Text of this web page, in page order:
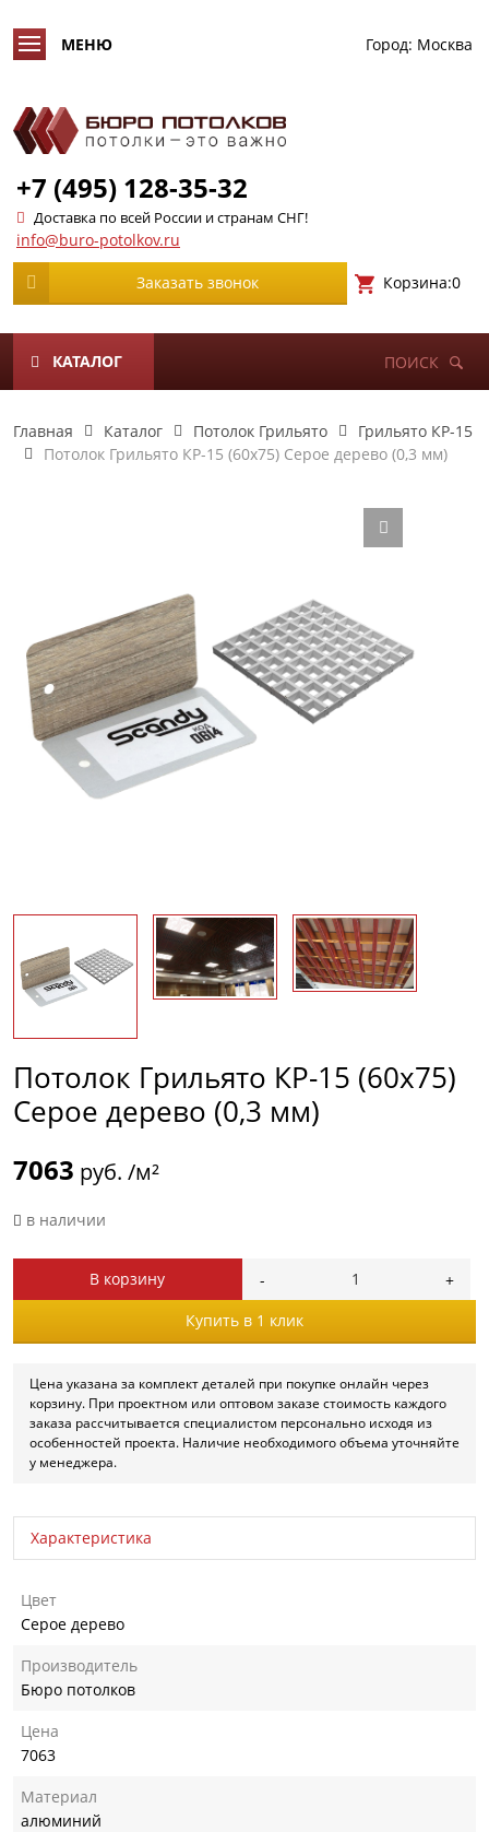
Город: Москва
+7 (495) 128-35-32
Доставка по всей России и странам СНГ!
info@buro-potolkov.ru
Заказать звонок Корзина:0
КАТАЛОГ ПОИСК
Главная Каталог Потолок Грильято
Грильято КР-15
Потолок Грильято КР-15 (60х75) Серое дерево (0,3 мм)
Потолок Грильято КР-15 (60х75)
Серое дерево (0,3 мм)
7063 руб. /м²
в наличии
В корзину
Купить в 1 клик
Цена указана за комплект деталей при покупке онлайн через
корзину. При проектном или оптовом заказе стоимость каждого
заказа рассчитывается специалистом персонально исходя из
особенностей проекта. Наличие необходимого объема уточняйте
у менеджера.
Характеристика
Цвет
Серое дерево
Производитель
Бюро потолков
Цена
7063
Материал
алюминий